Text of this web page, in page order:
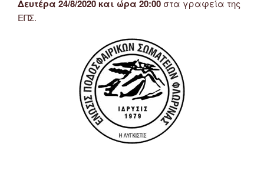
Δευτέρα 24/8/2020 και ώρα 20:00 στα γραφεία της
ΕΠΣ.